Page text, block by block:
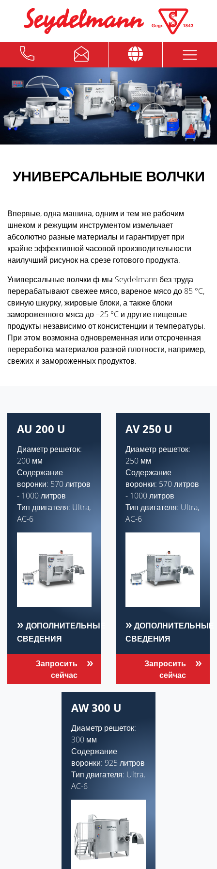
УНИВЕРСАЛЬНЫЕ ВОЛЧКИ
Впервые, одна машина, одним и тем же рабочим
шнеком и режущим инструментом измельчает
абсолютно разные материалы и гарантирует при
крайне эффективной часовой производительности
наилучший рисунок на срезе готового продукта.
Универсальные волчки ф-мы Seydelmann без труда
перерабатывают свежее мясо, вареное мясо до 85 °C,
свиную шкурку, жировые блоки, а также блоки
замороженного мяса до –25 °C и другие пищевые
продукты независимо от консистенции и температуры.
При этом возможна одновременная или отсроченная
переработка материалов разной плотности, например,
свежих и замороженных продуктов.
AU 200 U
Диаметр решеток:
200 мм
Содержание
воронки: 570 литров
- 1000 литров
Тип двигателя: Ultra,
AC-6
ДОПОЛНИТЕЛЬНЫЕ
СВЕДЕНИЯ
Запросить
сейчас
AV 250 U
Диаметр решеток:
250 мм
Содержание
воронки: 570 литров
- 1000 литров
Тип двигателя: Ultra,
AC-6
ДОПОЛНИТЕЛЬНЫЕ
СВЕДЕНИЯ
Запросить
сейчас
AW 300 U
Диаметр решеток:
300 мм
Содержание
воронки: 925 литров
Тип двигателя: Ultra,
AC-6